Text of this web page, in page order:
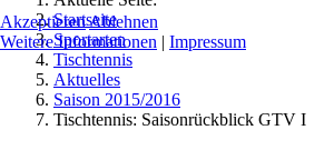
Startseite
Sportarten
Tischtennis
Aktuelles
Saison 2015/2016
Tischtennis: Saisonrückblick GTV I
AkzeptierenAblehnen
Weitere Informationen | Impressum